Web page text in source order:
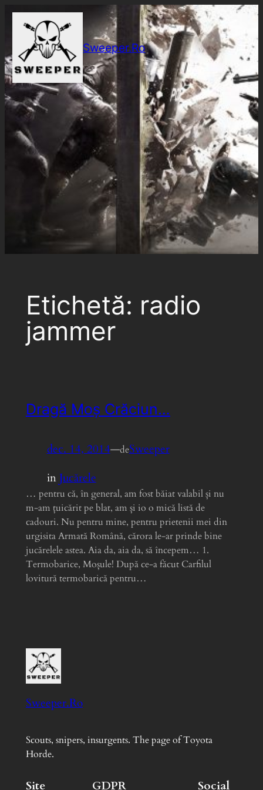
Sari
conținut
Sweeper.Ro
Etichetă: radio
jammer
Dragă Moș Crăciun…
dec. 14, 2014—deSweeper
inJucărele
… pentru că, în general, am fost băiat valabil și nu
m-am țuicărit pe blat, am și io o mică listă de
cadouri. Nu pentru mine, pentru prietenii mei din
urgisita Armată Română, cărora le-ar prinde bine
jucărelele astea. Aia da, aia da, să începem… 1.
Termobarice, Moșule! După ce-a făcut Carfilul
lovitură termobarică pentru…
Sweeper.Ro
Scouts, snipers, insurgents. The page of Toyota
Horde.
Site GDPR Social